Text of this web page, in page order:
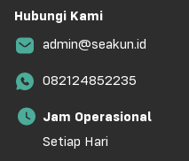
Hubungi Kami
admin@seakun.id
082124852235
Jam Operasional
Setiap Hari